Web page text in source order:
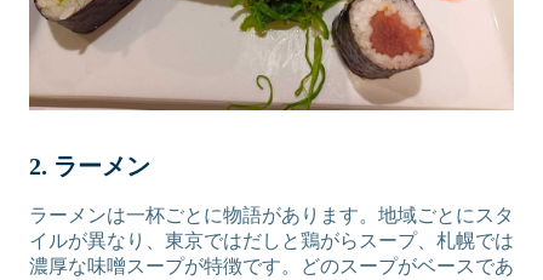
2. ラーメン
ラーメンは一杯ごとに物語があります。地域ごとにスタ
イルが異なり、東京ではだしと鶏がらスープ、札幌では
濃厚な味噌スープが特徴です。どのスープがベースであ